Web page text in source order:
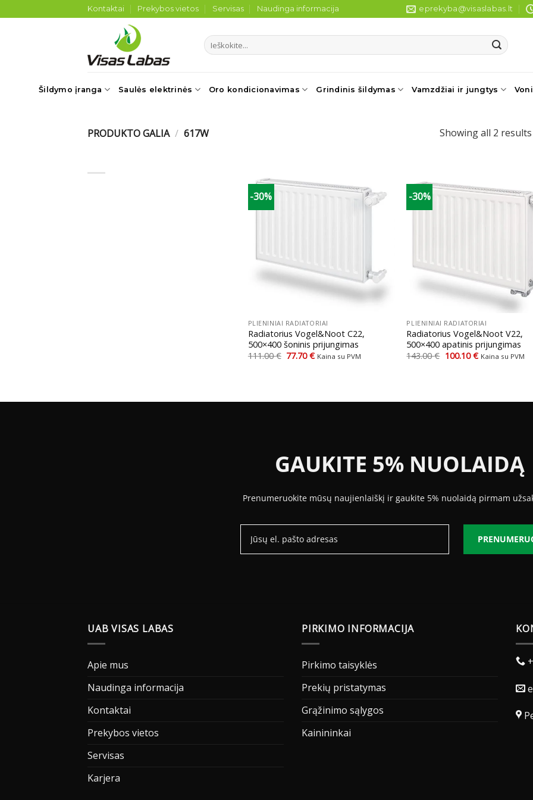
to
Kontaktai Prekybos vietos Servisas Naudinga informacija eprekyba@visaslabas.lt
Ieškoti:
Šildymo įranga Saulės elektrinės Oro kondicionavimas Grindinis šildymas Vamzdžiai ir jungtys
PRODUKTO GALIA / 617W Showing all 2 results
-30%
PLIENINIAI RADIATORIAI
Radiatorius Vogel&Noot C22,
500×400 šoninis prijungimas
111.00€ Original
77.70€Current
Kaina su PVM
-30%
PLIENINIAI RADIATORIAI
Radiatorius Vogel&Noot V22,
500×400 apatinis prijungimas
143.00€ Original
100.10€Current
Kaina su PVM
GAUKITE 5% NUOLAIDĄ
Prenumeruokite mūsų naujienlaiškį ir gaukite 5% nuolaidą pirmam
UAB VISAS LABAS
Apie mus
Naudinga informacija
Kontaktai
Prekybos vietos
Servisas
Karjera
PIRKIMO INFORMACIJA
Pirkimo taisyklės
Prekių pristatymas
Grąžinimo sąlygos
Kainininkai